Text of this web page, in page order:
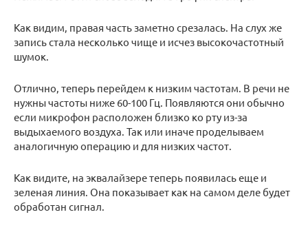
Как видим, правая часть заметно срезалась. На слух же
запись стала несколько чище и исчез высокочастотный
шумок.
Отлично, теперь перейдем к низким частотам. В речи не
нужны частоты ниже 60-100 Гц. Появляются они обычно
если микрофон расположен близко ко рту из-за
выдыхаемого воздуха. Так или иначе проделываем
аналогичную операцию и для низких частот.
Как видите, на эквалайзере теперь появилась еще и
зеленая линия. Она показывает как на самом деле будет
обработан сигнал.